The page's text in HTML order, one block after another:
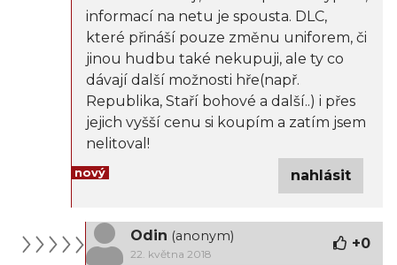
informací na netu je spousta. DLC,
které přináší pouze změnu uniforem, či
jinou hudbu také nekupuji, ale ty co
dávají další možnosti hře(např.
Republika, Staří bohové a další..) i přes
jejich vyšší cenu si koupím a zatím jsem
nelitoval!
nový nahlásit
Odin (anonym)
22. května 2018
+0